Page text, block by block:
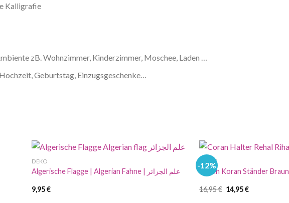
Kalligrafie
zB. Wohnzimmer, Kinderzimmer, Moschee, Laden …
Geburtstag, Einzugsgeschenke…
DEKO
Algerische Flagge | Algerian Fahne | علم الجزائر
9,95€
-12%
%SALE
Quran Koran Ständer Braun
16,95€ Ursprünglicher
Preis
14,95€Aktueller